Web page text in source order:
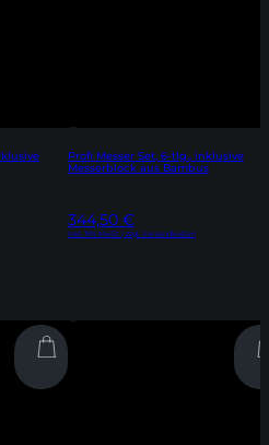
Profi Messer Set, 6-tlg., inklusive
Messerblock aus Bambus
344,50 €
Inkl. 19% MwSt | zzgl. Versandkosten